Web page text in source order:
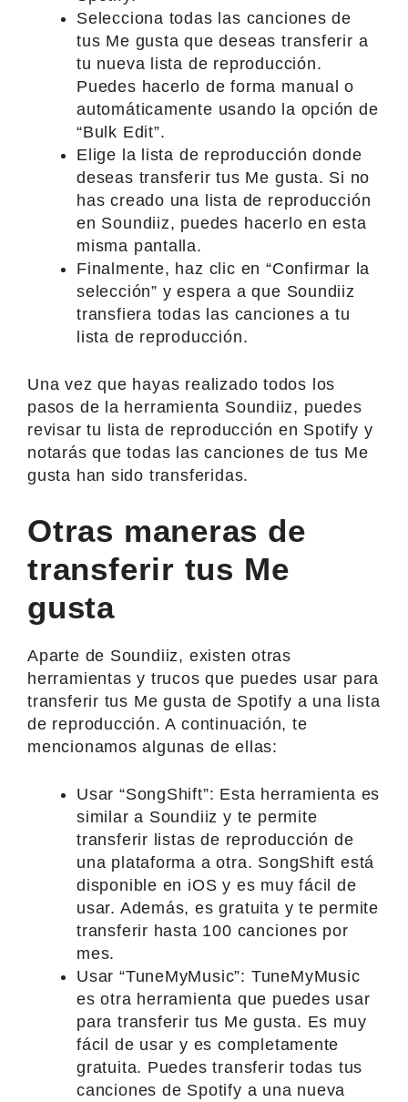
Selecciona todas las canciones de
tus Me gusta que deseas transferir a
tu nueva lista de reproducción.
Puedes hacerlo de forma manual o
automáticamente usando la opción de
“Bulk Edit”.
Elige la lista de reproducción donde
deseas transferir tus Me gusta. Si no
has creado una lista de reproducción
en Soundiiz, puedes hacerlo en esta
misma pantalla.
Finalmente, haz clic en “Confirmar la
selección” y espera a que Soundiiz
transfiera todas las canciones a tu
lista de reproducción.
Una vez que hayas realizado todos los
pasos de la herramienta Soundiiz, puedes
revisar tu lista de reproducción en Spotify y
notarás que todas las canciones de tus Me
gusta han sido transferidas.
Otras maneras de
transferir tus Me
gusta
Aparte de Soundiiz, existen otras
herramientas y trucos que puedes usar para
transferir tus Me gusta de Spotify a una lista
de reproducción. A continuación, te
mencionamos algunas de ellas:
Usar “SongShift”: Esta herramienta es
similar a Soundiiz y te permite
transferir listas de reproducción de
una plataforma a otra. SongShift está
disponible en iOS y es muy fácil de
usar. Además, es gratuita y te permite
transferir hasta 100 canciones por
mes.
Usar “TuneMyMusic”: TuneMyMusic
es otra herramienta que puedes usar
para transferir tus Me gusta. Es muy
fácil de usar y es completamente
gratuita. Puedes transferir todas tus
canciones de Spotify a una nueva